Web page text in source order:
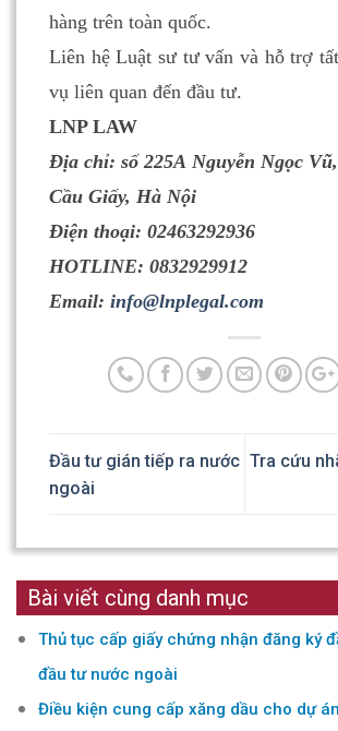
hàng trên toàn quốc.
Liên hệ Luật sư tư vấn và hỗ trợ
vụ liên quan đến đầu tư.
LNP LAW
Địa chỉ: số 225A Nguyễn Ngọc
Cầu Giấy, Hà Nội
Điện thoại: 02463292936
HOTLINE: 0832929912
Email: info@lnplegal.com
Đầu tư gián tiếp ra nước
ngoài
Tra cứu
Bài viết cùng danh mục
Thủ tục cấp giấy chứng nhận đăng ký
đầu tư nước ngoài
Điều kiện cung cấp xăng dầu cho dự